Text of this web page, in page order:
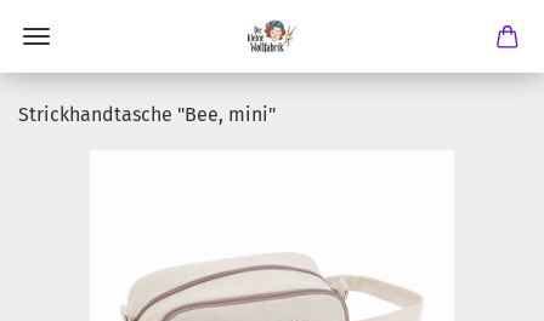
Strickhandtasche "Bee, mini"